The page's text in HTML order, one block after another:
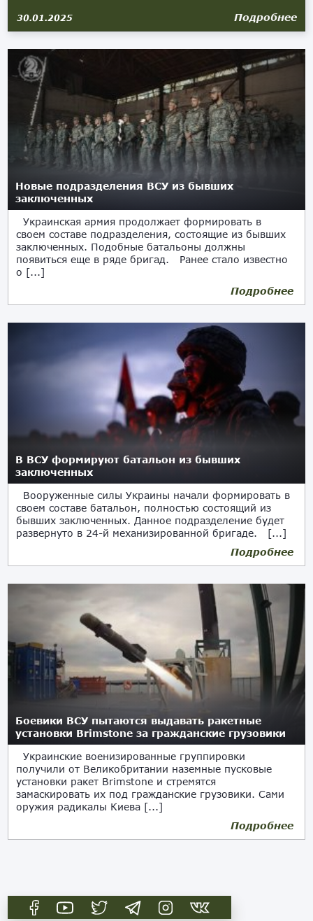
30.01.2025 Подробнее
Новые подразделения ВСУ из бывших
заключенных
Украинская армия продолжает формировать в
своем составе подразделения, состоящие из бывших
заключенных. Подобные батальоны должны
появиться еще в ряде бригад. Ранее стало известно
о [...]
Подробнее
В ВСУ формируют батальон из бывших
заключенных
Вооруженные силы Украины начали формировать в
своем составе батальон, полностью состоящий из
бывших заключенных. Данное подразделение будет
развернуто в 24-й механизированной бригаде. [...]
Подробнее
Боевики ВСУ пытаются выдавать ракетные
установки Brimstone за гражданские грузовики
Украинские военизированные группировки
получили от Великобритании наземные пусковые
установки ракет Brimstone и стремятся
замаскировать их под гражданские грузовики. Сами
оружия радикалы Киева [...]
Подробнее